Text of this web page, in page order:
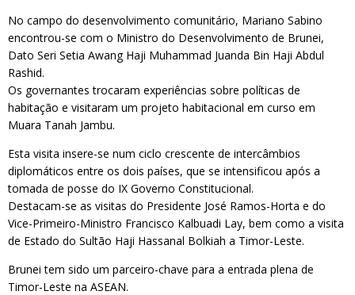
No campo do desenvolvimento comunitário, Mariano Sabino
encontrou-se com o Ministro do Desenvolvimento de Brunei,
Dato Seri Setia Awang Haji Muhammad Juanda Bin Haji Abdul
Rashid.
Os governantes trocaram experiências sobre políticas de
habitação e visitaram um projeto habitacional em curso em
Muara Tanah Jambu.
Esta visita insere-se num ciclo crescente de intercâmbios
diplomáticos entre os dois países, que se intensificou após a
tomada de posse do IX Governo Constitucional.
Destacam-se as visitas do Presidente José Ramos-Horta e do
Vice-Primeiro-Ministro Francisco Kalbuadi Lay, bem como a visita
de Estado do Sultão Haji Hassanal Bolkiah a Timor-Leste.
Brunei tem sido um parceiro-chave para a entrada plena de
Timor-Leste na ASEAN.